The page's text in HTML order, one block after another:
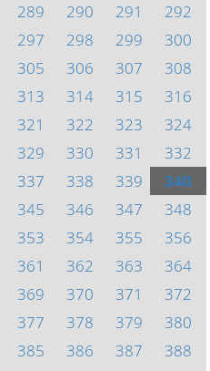
289 290 291
292
297 298 299
300
305 306 307
308
313 314 315
316
321 322 323
324
329 330 331
332
337 338 339
340
345 346 347
348
353 354 355
356
361 362 363
364
369 370 371
372
377 378 379
380
385 386 387
388